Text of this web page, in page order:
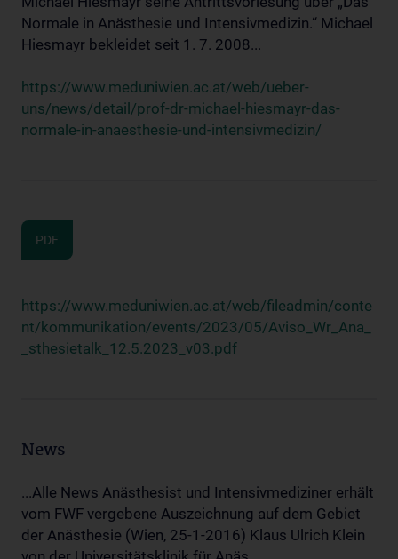
Normale in Anästhesie und Intensivmedizin.“ Michael
Hiesmayr bekleidet seit 1. 7. 2008...
https://www.meduniwien.ac.at/web/ueber-
uns/news/detail/prof-dr-michael-hiesmayr-das-
normale-in-anaesthesie-und-intensivmedizin/
PDF
https://www.meduniwien.ac.at/web/fileadmin/conte
nt/kommunikation/events/2023/05/Aviso_Wr_Ana_
_sthesietalk_12.5.2023_v03.pdf
News
...Alle News Anästhesist und Intensivmediziner erhält
vom FWF vergebene Auszeichnung auf dem Gebiet
der Anästhesie (Wien, 25-1-2016) Klaus Ulrich Klein